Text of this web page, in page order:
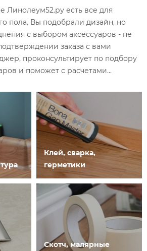
Линолеум52.ру есть все для
пола. Вы подобрали дизайн, но
с выбором аксессуаров - не
заказа с вами
проконсультирует по подбору
и поможет с расчетами...
Клей, сварка,
герметики
Скотч, малярные